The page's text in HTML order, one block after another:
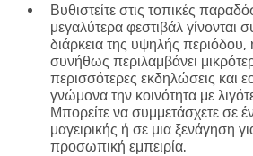
Βυθιστείτε στις τοπικές
μεγαλύτερα φεστιβάλ γίνονται
διάρκεια της υψηλής
συνήθως περιλαμβάνει
περισσότερες εκδηλώσεις και
γνώμονα την κοινότητα με
Μπορείτε να συμμετάσχετε σε
μαγειρικής ή σε μια ξενάγηση
προσωπική εμπειρία.